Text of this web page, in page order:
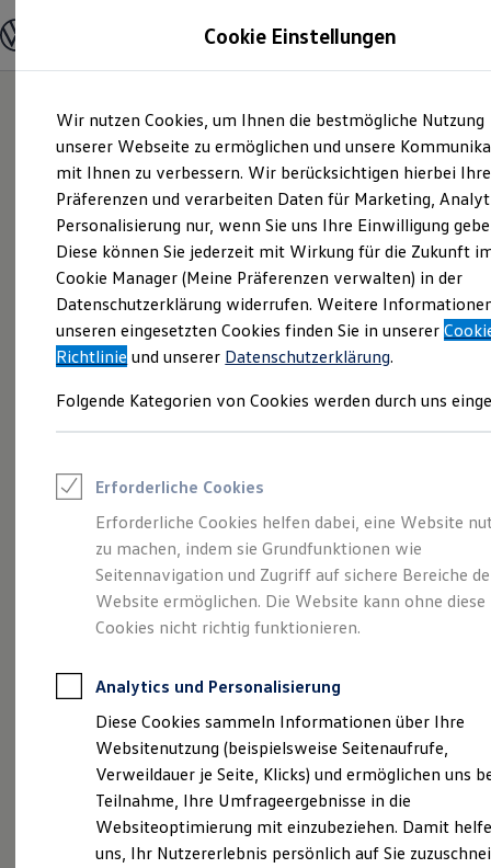
Hauptinhalt
springen
Footer
springen
Modelle und Konfigurator
Modelle vergleichen
Elektroautos
ENERGY Sondermodelle
Nutzfahrzeuge
SUV und CUV
Familienautos
Kombis
Kompaktwagen
Sportwagen
Schnell verfügbare Fahrzeuge
Angebote und Produkte
Aktuelle Angebote
E-Auto-Förderung
Volkswagen Marktplatz
Junge Gebrauchtwagen und Gebrauchtwagen
Saisonangebote
Leasing
Leasing-Angebote
Gebrauchtwagen Leasing
Junge Gebrauchtwagen-Leasing
Elektroauto Leasing
Kleinwagen-Leasing
Leasing ohne Anzahlung
Autokredit mit Schlussrate
Versicherungen und Garantien
Kfz-Versicherung
Restschuldversicherungen
Garantien
Wartungsverträge
Geschäftskunden
Professional Class bei Volkswagen
Großkunden
Behörden
Größer. Entspannter.
Reichweiter. Der ID.7.
Cookie Einstellungen
Wir nutzen Cookies, um Ihnen die bestmögliche Nutzung
unserer Webseite zu ermöglichen und unsere
mit Ihnen zu verbessern. Wir berücksichtigen hierbei Ihre
Präferenzen und verarbeiten Daten für Marketing,
Personalisierung nur, wenn Sie uns Ihre Einwilligung
Diese können Sie jederzeit mit Wirkung für die Zukunft
Cookie Manager (Meine Präferenzen verwalten) in der
Datenschutzerklärung widerrufen. Weitere
unseren eingesetzten Cookies finden Sie in unserer
Richtlinie und unserer Datenschutzerklärung.
Folgende Kategorien von Cookies werden durch uns
Erforderliche Cookies
Erforderliche Cookies helfen dabei, eine Website
zu machen, indem sie Grundfunktionen wie
Seitennavigation und Zugriff auf sichere Bereiche
Website ermöglichen. Die Website kann ohne diese
Cookies nicht richtig funktionieren.
Analytics und Personalisierung
Diese Cookies sammeln Informationen über Ihre
Websitenutzung (beispielsweise Seitenaufrufe,
Verweildauer je Seite, Klicks) und ermöglichen uns
Teilnahme, Ihre Umfrageergebnisse in die
Websiteoptimierung mit einzubeziehen. Damit
uns, Ihr Nutzererlebnis persönlich auf Sie